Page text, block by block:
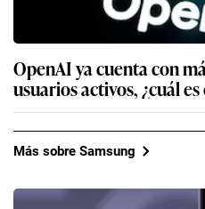
OpenAI ya cuenta con
usuarios activos, ¿cuál
Más sobre Samsung